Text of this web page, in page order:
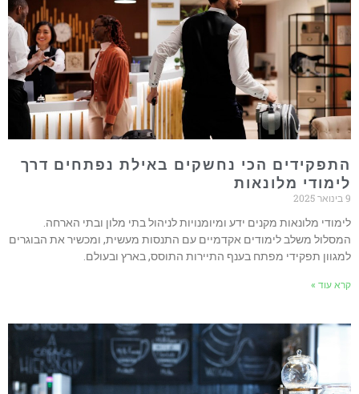
הכי נחשקים באילת נפתחים דרך
מלונאות
מלונאות מקנים ידע ומיומנויות לניהול בתי מלון ובתי הארחה.
משלב לימודים אקדמיים עם התנסות מעשית, ומכשיר את הבוגרים
תפקידי מפתח בענף התיירות התוסס, בארץ ובעולם.
עוד »